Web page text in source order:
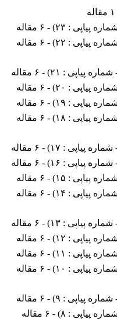
) - ۶ مقاله
) - ۶ مقاله
) - ۶ مقاله
) - ۶ مقاله
) - ۶ مقاله
) - ۶ مقاله
) - ۶ مقاله
) - ۶ مقاله
) - ۶ مقاله
) - ۶ مقاله
) - ۶ مقاله
) - ۶ مقاله
) - ۶ مقاله
) - ۶ مقاله
) - ۶ مقاله
) - ۶ مقاله